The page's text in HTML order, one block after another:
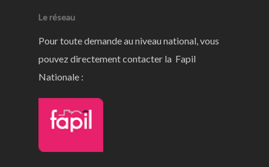
Le réseau
Pour toute demande au niveau national, vous
pouvez directement contacter la Fapil
Nationale :